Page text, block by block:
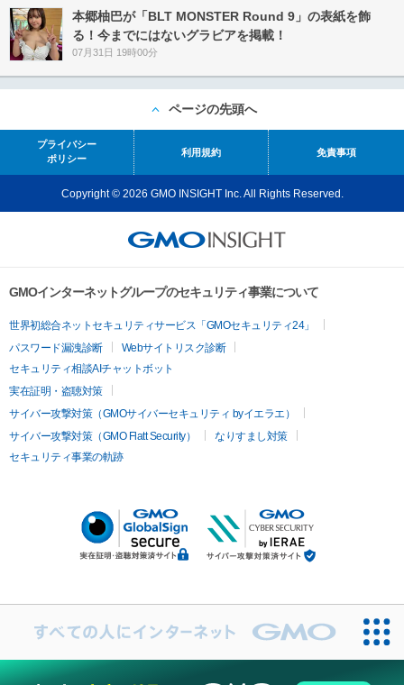
本郷柚巴が「BLT MONSTER Round 9」の表紙を飾
る！今までにはないグラビアを掲載！
07月31日 19時00分
ページの先頭へ
プライバシー
ポリシー
利用規約 免責事項
Copyright © 2026 GMO INSIGHT Inc. All Rights Reserved.
GMOインターネットグループのセキュリティ事業について
世界初総合ネットセキュリティサービス「GMOセキュリティ24」
パスワード漏洩診断
Webサイトリスク診断
セキュリティ相談AIチャットボット
実在証明・盗聴対策
サイバー攻撃対策（GMOサイバーセキュリティ byイエラエ）
サイバー攻撃対策（GMO Flatt Security）
なりすまし対策
セキュリティ事業の軌跡